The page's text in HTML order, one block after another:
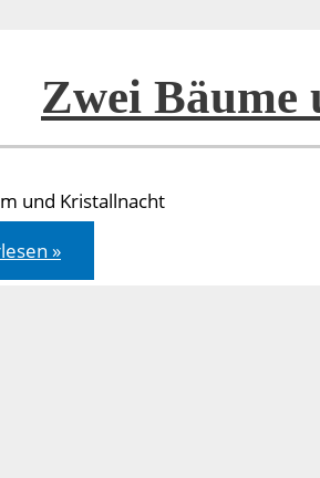
Zwei Bäume
und Kristallnacht
»